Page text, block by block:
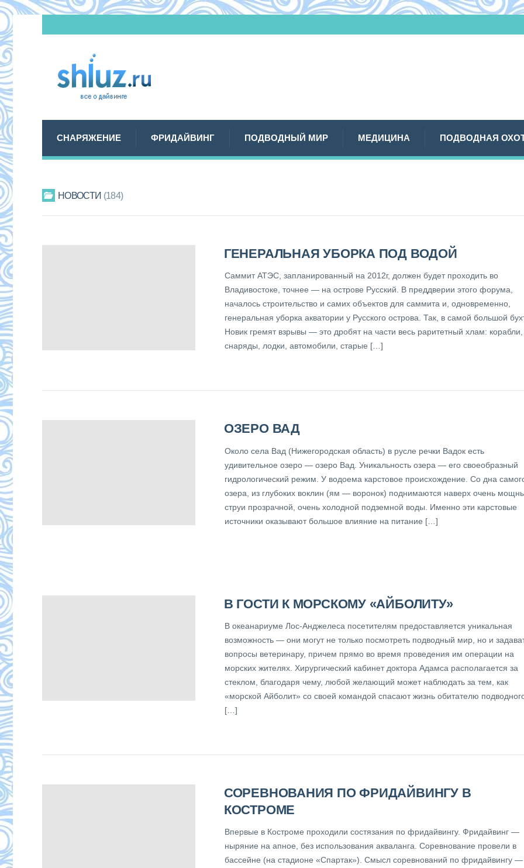
СНАРЯЖЕНИЕ ФРИДАЙВИНГ ПОДВОДНЫЙ МИР МЕДИЦИНА ПОДВОДНАЯ
НОВОСТИ 184
ГЕНЕРАЛЬНАЯ УБОРКА ПОД ВОДОЙ
Саммит АТЭС, запланированный на 2012г, должен будет проходить во
Владивостоке, точнее — на острове Русский. В преддверии этого форума,
началось строительство и самих объектов для саммита и, одновременно,
генеральная уборка акватории у Русского острова. Так, в самой большой
Новик гремят взрывы — это дробят на части весь раритетный хлам: корабли,
снаряды, лодки, автомобили, старые […]
ОЗЕРО ВАД
Около села Вад (Нижегородская область) в русле речки Вадок есть
удивительное озеро — озеро Вад. Уникальность озера — его своеобразный
гидрологический режим. У водоема карстовое происхождение. Со дна
озера, из глубоких воклин (ям — воронок) поднимаются наверх очень
струи прозрачной, очень холодной подземной воды. Именно эти карстовые
источники оказывают большое влияние на питание […]
В ГОСТИ К МОРСКОМУ «АЙБОЛИТУ»
В океанариуме Лос-Анджелеса посетителям предоставляется уникальная
возможность — они могут не только посмотреть подводный мир, но и
вопросы ветеринару, причем прямо во время проведения им операции на
морских жителях. Хирургический кабинет доктора Адамса располагается за
стеклом, благодаря чему, любой желающий может наблюдать за тем, как
«морской Айболит» со своей командой спасают жизнь обитателю
[…]
СОРЕВНОВАНИЯ ПО ФРИДАЙВИНГУ В
КОСТРОМЕ
Впервые в Костроме проходили состязания по фридайвингу. Фридайвинг —
ныряние на апное, без использования акваланга. Соревнование провели в
бассейне (на стадионе «Спартак»). Смысл соревнований по фридайвингу —